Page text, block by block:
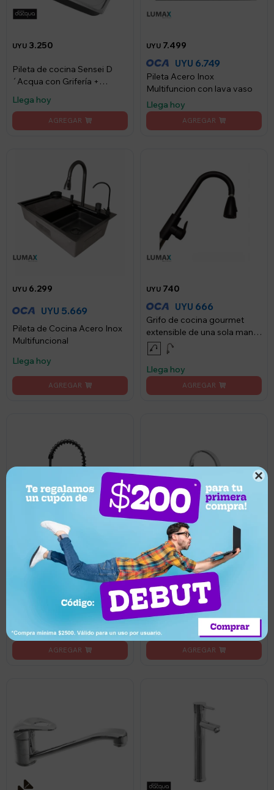

UYU 3.250
Pileta de cocina Sensei D
´Acqua con Grifería +
Llega hoy
UYU 7.499
UYU 6.749
Pileta Acero Inox
Multifuncion con lava vaso
Llega hoy
UYU 6.299
UYU 5.669
Pileta de Cocina Acero Inox
Multifuncional
Llega hoy
UYU 740
UYU 666
Grifo de cocina gourmet
extensible de una sola manija
- Negro Mate
Llega hoy
1.199
1.079
Canilla Monomando
Lavaplatos Flexible Griferia
Cocina - Negro Mate
Llega hoy
USD 82,00
Grifería Monocomando
Sensi Daqcua para Cocina
Plateada - Plateado
Llega hoy